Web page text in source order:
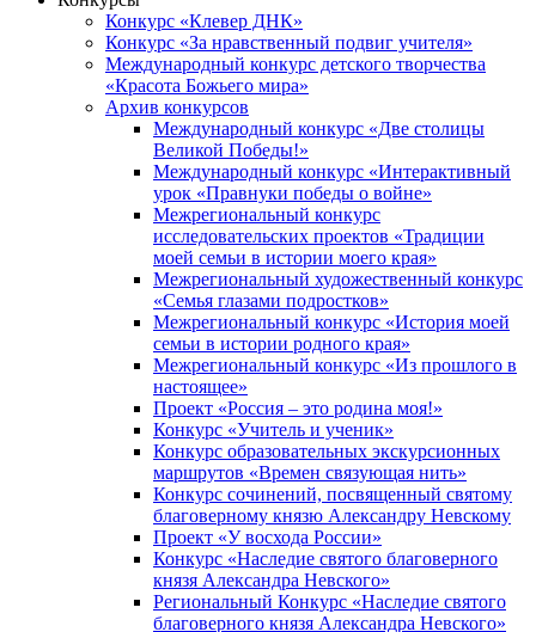
Конкурс «Клевер ДНК»
Конкурс «За нравственный подвиг учителя»
Международный конкурс детского творчества
«Красота Божьего мира»
Архив конкурсов
Международный конкурс «Две столицы
Великой Победы!»
Международный конкурс «Интерактивный
урок «Правнуки победы о войне»
Межрегиональный конкурс
исследовательских проектов «Традиции
моей семьи в истории моего края»
Межрегиональный художественный конкурс
«Семья глазами подростков»
Межрегиональный конкурс «История моей
семьи в истории родного края»
Межрегиональный конкурс «Из прошлого в
настоящее»
Проект «Россия – это родина моя!»
Конкурс «Учитель и ученик»
Конкурс образовательных экскурсионных
маршрутов «Времен связующая нить»
Конкурс сочинений, посвященный святому
благоверному князю Александру Невскому
Проект «У восхода России»
Конкурс «Наследие святого благоверного
князя Александра Невского»
Региональный Конкурс «Наследие святого
благоверного князя Александра Невского»